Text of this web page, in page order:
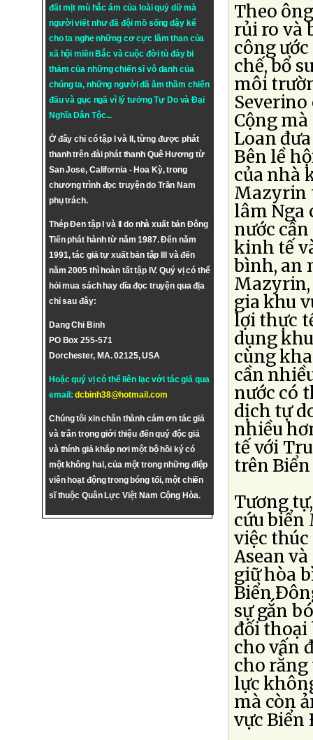
đất mịt mù hắc ám của loài quỷ dữ mà
người viết như đã đội mồ sống dậy kể
cho ta nghe những cơ cực lầm than của
xã hội miền Bắc và cuộc đời tù đày bi
thảm của những chiến sĩ vô danh của
chúng ta, những người đã âm thầm chiến
đấu và gục ngã vì lý tưởngTự DovàĐại
Nghĩa Dân Tộc...
Ở đây chỉ có tập I và II, từng được phát
thanh trên đài phát thanh Quê Hương từ
San Jose, California - Hoa Kỳ, trong
chương trình đọc truyện do Trần Nam
phụ trách.
Thép Đen tập I và II do nhà xuất bản Đông
Tiến phát hành từ năm 1987. Đến năm
1991, tác giả tự xuất bản tập III và đến
năm 2005 thì hoàn tất tập IV. Quý vị có thể
hỏi mua sách hay dĩa đọc truyện qua địa
chỉ sau đây:
Dang Chi Binh
PO Box 255-571
Dorchester, MA. 02125, USA
Hoặc quý vị có thể liên lạc với tác giả qua
email:dcbinh38@hotmail.com
Chúng tôi xin chân thành cám ơn tác giả
và trân trọng giới thiệu đến quý độc giả
và thính giả khắp nơi một bộ hồi ký có
một không hai, của một trong những điệp
viên hoạt động trong bóng tối, một chiến
sĩ thuộc Quân Lực Việt Nam Cộng Hòa.
Theo
rủi ro và
công
chế, bổ
môi
Cộng
Loan
Bên lề
của nhà
Mazyrin
lâm Nga
nước
kinh tế
bình, an
Mazyrin,
gia khu
lợi thực
dụng
cùng
cần
nước có
dịch tự
nhiều
tế với
trên
Tương
cứu biển
việc
Asean
giữ hòa
Biển
sự gắn
đối thoại
cho vấn
cho rằng
lực
mà còn
vực Biển